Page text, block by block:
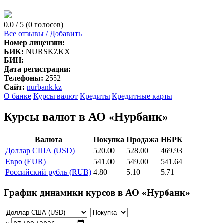
0.0 / 5 (0 голосов)
Все отзывы / Добавить
Номер лицензии:
БИК: NURSKZKX
БИН:
Дата регистрации:
Телефоны: 2552
Сайт: nurbank.kz
О банке Курсы валют Кредиты Кредитные карты
Курсы валют в АО «Нурбанк»
Валюта Покупка Продажа НБРК
Доллар США (USD)
520.00 528.00
469.93
Евро (EUR)
541.00 549.00
541.64
Российский рубль (RUB) 4.80 5.10 5.71
График динамики курсов в АО «Нурбанк»